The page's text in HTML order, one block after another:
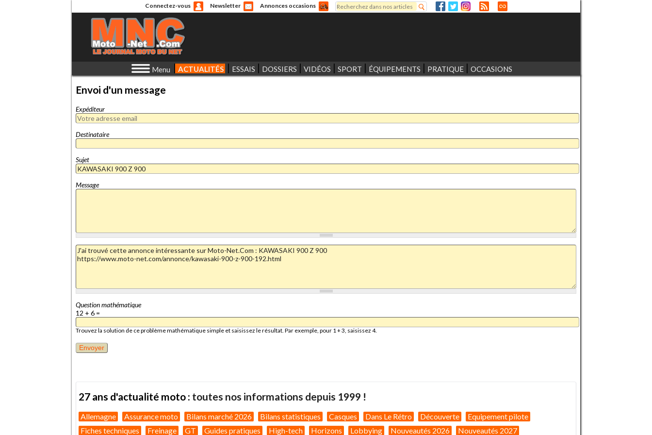
Connectez-vous Newsletter Annonces occasions
Formulaire de recherche
Rechercher
Menu ACTUALITÉS ESSAIS DOSSIERS VIDÉOS SPORT ÉQUIPEMENTS PRATIQUE OCCASIONS
Envoi d'un message
Expéditeur
Destinataire
Sujet
Message
Question mathématique
12 + 6 =
Trouvez la solution de ce problème mathématique simple et saisissez le résultat. Par exemple, pour 1 + 3, saisissez 4.
27 ans d'actualité moto : toutes nos informations depuis 1999 !
Allemagne Assurance moto Bilans marché 2026 Bilans statistiques Casques Dans Le Rétro Découverte
Equipement pilote
Fiches techniques
Freinage GT Guides pratiques High-tech Horizons Lobbying Nouveautés 2026 Nouveautés 2027